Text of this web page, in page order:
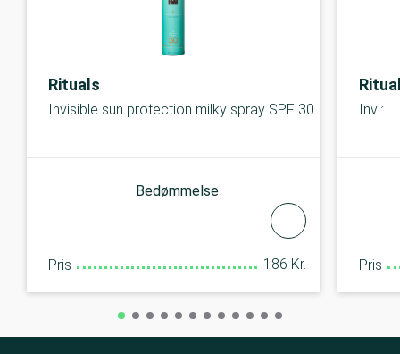
Rituals
Invisible sun protection milky spray SPF 30
Bedømmelse
Pris 186 Kr. Pris